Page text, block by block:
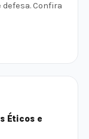
Confira
Éticos e